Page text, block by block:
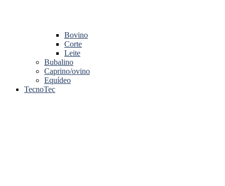
Bovino
Corte
Leite
Bubalino
Caprino/ovino
Equídeo
TecnoTec